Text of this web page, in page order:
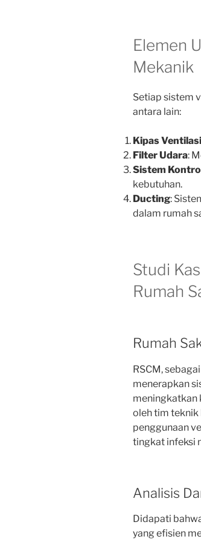
Elemen
Mekanik
Setiap sistem
antara lain:
Kipas Ventilasi
Filter Udara:
Sistem
kebutuhan.
Ducting:
dalam rumah
Studi
Rumah
Rumah
RSCM,
menerapkan
meningkatkan
oleh tim teknik
penggunaan
tingkat infeksi
Analisis
Didapati
yang efisien